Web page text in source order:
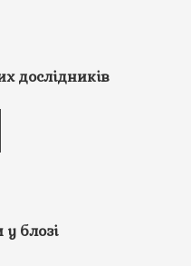
дослідників
блозі